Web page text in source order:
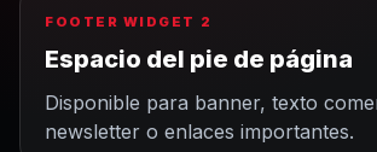
FOOTER WIDGET 2
Espacio del pie de página
Disponible para banner, texto
newsletter o enlaces importantes.